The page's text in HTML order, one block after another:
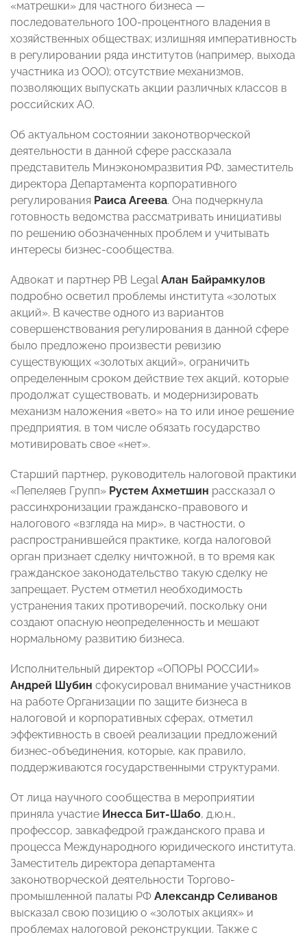
«матрешки» для частного бизнеса —
последовательного 100-процентного владения в
хозяйственных обществах; излишняя императивность
в регулировании ряда институтов (например, выхода
участника из ООО); отсутствие механизмов,
позволяющих выпускать акции различных классов в
российских АО.
Об актуальном состоянии законотворческой
деятельности в данной сфере рассказала
представитель Минэкономразвития РФ, заместитель
директора Департамента корпоративного
регулирования Раиса Агеева. Она подчеркнула
готовность ведомства рассматривать инициативы
по решению обозначенных проблем и учитывать
интересы бизнес-сообщества.
Адвокат и партнер PB LegalАлан Байрамкулов
подробно осветил проблемы института «золотых
акций». В качестве одного из вариантов
совершенствования регулирования в данной сфере
было предложено произвести ревизию
существующих «золотых акций», ограничить
определенным сроком действие тех акций, которые
продолжат существовать, и модернизировать
механизм наложения «вето» на то или иное решение
предприятия, в том числе обязать государство
мотивировать свое «нет».
Старший партнер, руководитель налоговой практики
«Пепеляев Групп» Рустем Ахметшин рассказал о
рассинхронизации гражданско-правового и
налогового «взгляда на мир», в частности, о
распространившейся практике, когда налоговой
орган признает сделку ничтожной, в то время как
гражданское законодательство такую сделку не
запрещает. Рустем отметил необходимость
устранения таких противоречий, поскольку они
создают опасную неопределенность и мешают
нормальному развитию бизнеса.
Исполнительный директор «ОПОРЫ РОССИИ»
Андрей Шубин сфокусировал внимание участников
на работе Организации по защите бизнеса в
налоговой и корпоративных сферах, отметил
эффективность в своей реализации предложений
бизнес-объединения, которые, как правило,
поддерживаются государственными структурами.
От лица научного сообщества в мероприятии
приняла участие Инесса Бит-Шабо, д.ю.н.,
профессор, завкафедрой гражданского права и
процесса Международного юридического института.
Заместитель директора департамента
законотворческой деятельности Торгово-
промышленной палаты РФ Александр Селиванов
высказал свою позицию о «золотых акциях» и
проблемах налоговой реконструкции. Также с